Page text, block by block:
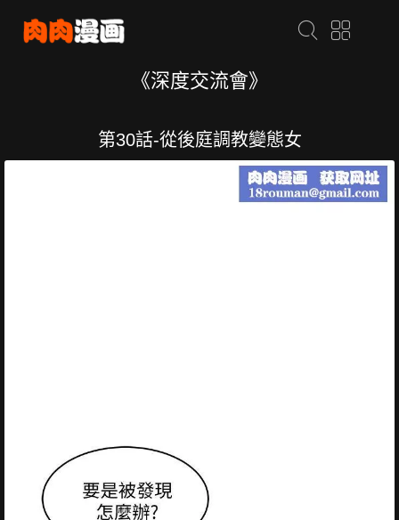
《深度交流會》
第30話-從後庭調教變態女